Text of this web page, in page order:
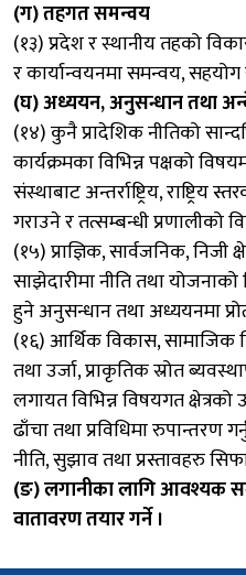
(ग) तहगत समन्वय
(१३) प्रदेश र स्थानीय तहको
र कार्यान्वयनमा समन्वय,
(घ) अध्ययन, अनुसन्धान तथा
(१४) कुनै प्रादेशिक नीतिको
कार्यक्रमका विभिन्न पक्षको
संस्थाबाट अन्तर्राष्ट्रिय, राष्ट्रिय
गराउने र तत्सम्बन्धी प्रणालीको
(१५) प्राज्ञिक, सार्वजनिक, निजी
साझेदारीमा नीति तथा योजनाको
हुने अनुसन्धान तथा अध्ययनमा
(१६) आर्थिक विकास, सामाजिक
तथा उर्जा, प्राकृतिक स्रोत
लगायत विभिन्न विषयगत
ढाँचा तथा प्रविधिमा रुपान्तरण
नीति, सुझाव तथा प्रस्तावहरु
(ङ) लगानीका लागि आवश्यक
वातावरण तयार गर्ने ।